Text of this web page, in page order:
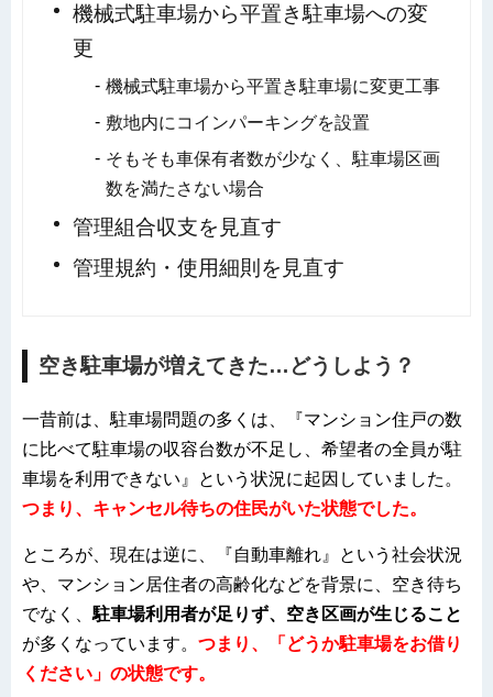
機械式駐車場から平置き駐車場への変
更
機械式駐車場から平置き駐車場に変更工事
敷地内にコインパーキングを設置
そもそも車保有者数が少なく、駐車場区画
数を満たさない場合
管理組合収支を見直す
管理規約・使用細則を見直す
空き駐車場が増えてきた…どうしよう？
一昔前は、駐車場問題の多くは、『マンション住戸の数
に比べて駐車場の収容台数が不足し、希望者の全員が駐
車場を利用できない』という状況に起因していました。
つまり、キャンセル待ちの住民がいた状態でした。
ところが、現在は逆に、『自動車離れ』という社会状況
や、マンション居住者の高齢化などを背景に、空き待ち
でなく、 駐車場利用者が足りず、空き区画が生じること
が多くなっています。 つまり、「どうか駐車場をお借り
ください」の状態です。